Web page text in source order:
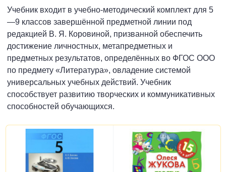
Учебник входит в учебно-методический комплект для 5
—9 классов завершённой предметной линии под
редакцией В. Я. Коровиной, призванной обеспечить
достижение личностных, метапредметных и
предметных результатов, определённых во ФГОС ООО
по предмету «Литература», овладение системой
универсальных учебных действий. Учебник
способствует развитию творческих и коммуникативных
способностей обучающихся.